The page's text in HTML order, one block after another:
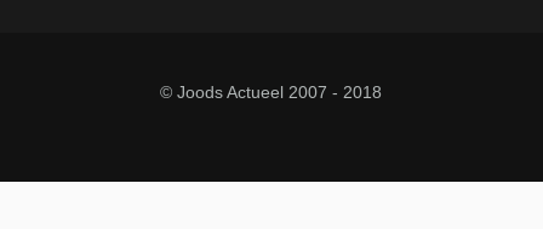
© Joods Actueel 2007 - 2018